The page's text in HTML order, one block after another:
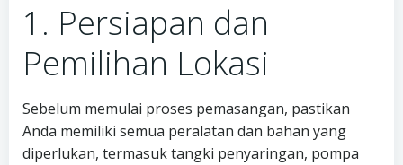
1. Persiapan dan
Pemilihan Lokasi
Sebelum memulai proses pemasangan, pastikan
Anda memiliki semua peralatan dan bahan yang
diperlukan, termasuk tangki penyaringan, pompa